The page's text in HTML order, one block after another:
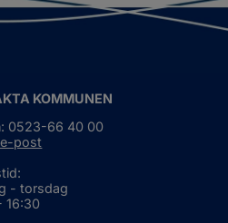
KOMMUNEN
0523-66 40 00
post
- torsdag
16:30